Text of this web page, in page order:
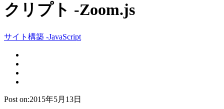
クリプト -Zoom.js
サイト構築 -JavaScript
Post on:2015年5月13日